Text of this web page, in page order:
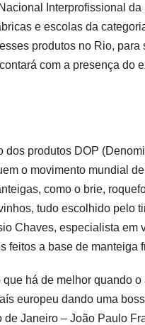
Interprofissional
e escolas da
produtos no Rio, para
com a presença do
produtos DOP
o movimento mundial
como o brie,
tudo escolhido pelo
Chaves, especialista em
feitos a base de manteiga
há de melhor quando
europeu dando uma
Janeiro – João Paulo